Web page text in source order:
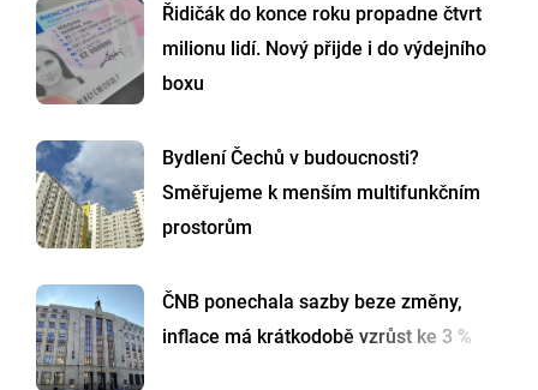
Řidičák do konce roku propadne čtvrt
milionu lidí. Nový přijde i do výdejního
boxu
Bydlení Čechů v budoucnosti?
Směřujeme k menším multifunkčním
prostorům
ČNB ponechala sazby beze změny,
inflace má krátkodobě vzrůst ke 3 %